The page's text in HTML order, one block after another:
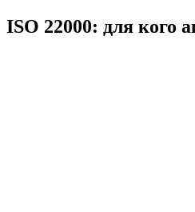
ISO 22000: для кого